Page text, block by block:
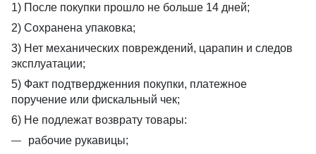
1) После покупки прошло не больше 14 дней;
2) Сохранена упаковка;
3) Нет механических повреждений, царапин и следов
эксплуатации;
5) Факт подтвердженния покупки, платежное
поручение или фискальный чек;
6) Не подлежат возврату товары:
рабочие рукавицы;